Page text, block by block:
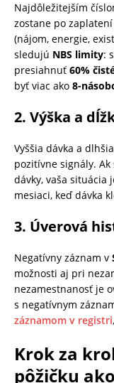
Najdôležitejším
zostane po
(nájom, energie,
sledujú NBS limity:
presiahnuť 60%
byť viac ako 8-
2. Výška a
Vyššia dávka a
pozitívne signály.
dávky, vaša situácia
mesiaci, keď dávka
3. Úverová
Negatívny záznam v
možnosti aj pri
nezamestnanosť je
s negatívnym
záznamom v registri
Krok za
pôžičku